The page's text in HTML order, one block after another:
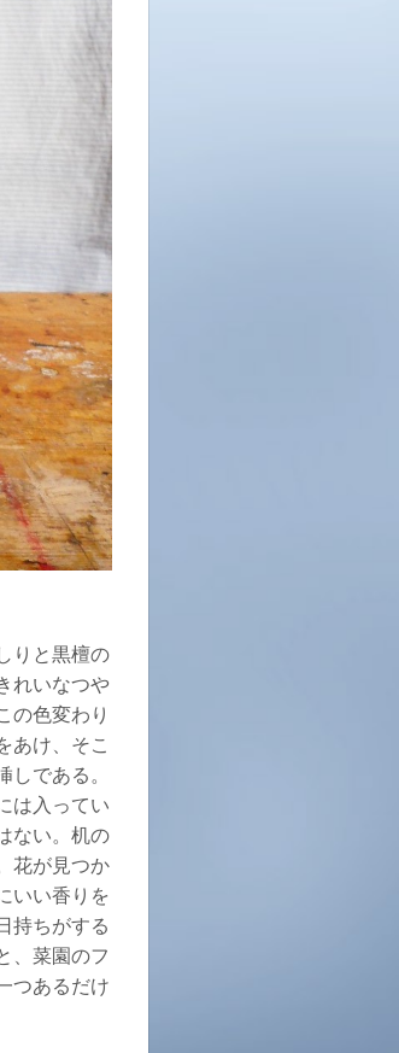
りと黒檀の
れいなつや
の色変わり
あけ、そこ
である。
は入ってい
ない。机の
花が見つか
いい香りを
持ちがする
、菜園のフ
つあるだけ